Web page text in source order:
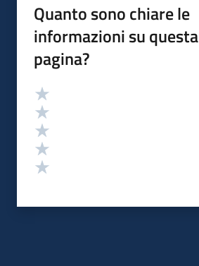
Quanto sono chiare le
informazioni su questa
pagina?
Valutazione